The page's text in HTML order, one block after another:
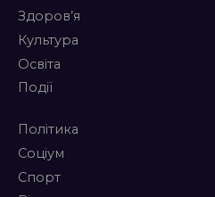
Здоров’я
Культура
Освіта
Події
Політика
Соціум
Спорт